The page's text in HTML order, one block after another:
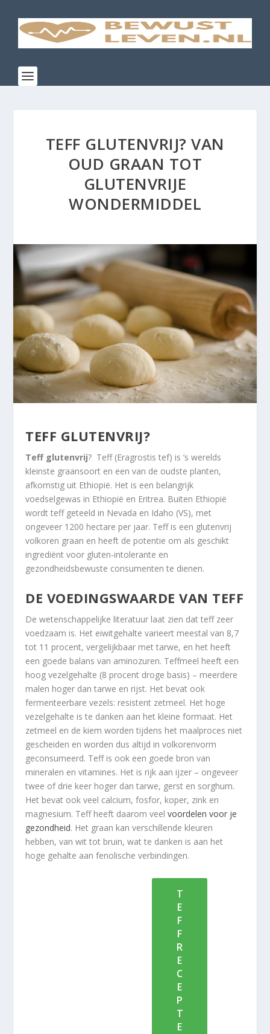
TEFF GLUTENVRIJ? VAN
OUD GRAAN TOT
GLUTENVRIJE
WONDERMIDDEL
TEFF GLUTENVRIJ?
Teff glutenvrij? Teff (Eragrostis tef) is ’s werelds
kleinste graansoort en een van de oudste planten,
afkomstig uit Ethiopië. Het is een belangrijk
voedselgewas in Ethiopië en Eritrea. Buiten Ethiopië
wordt teff geteeld in Nevada en Idaho (VS), met
ongeveer 1200 hectare per jaar. Teff is een glutenvrij
volkoren graan en heeft de potentie om als geschikt
ingrediënt voor gluten-intolerante en
gezondheidsbewuste consumenten te dienen.
DE VOEDINGSWAARDE VAN TEFF
De wetenschappelijke literatuur laat zien dat teff zeer
voedzaam is. Het eiwitgehalte varieert meestal van 8,7
tot 11 procent, vergelijkbaar met tarwe, en het heeft
een goede balans van aminozuren. Teffmeel heeft een
hoog vezelgehalte (8 procent droge basis) – meerdere
malen hoger dan tarwe en rijst. Het bevat ook
fermenteerbare vezels: resistent zetmeel. Het hoge
vezelgehalte is te danken aan het kleine formaat. Het
zetmeel en de kiem worden tijdens het maalproces niet
gescheiden en worden dus altijd in volkorenvorm
geconsumeerd. Teff is ook een goede bron van
mineralen en vitamines. Het is rijk aan ijzer – ongeveer
twee of drie keer hoger dan tarwe, gerst en sorghum.
Het bevat ook veel calcium, fosfor, koper, zink en
magnesium. Teff heeft daarom veelvoordelen voor je
gezondheid. Het graan kan verschillende kleuren
hebben, van wit tot bruin, wat te danken is aan het
hoge gehalte aan fenolische verbindingen.
T
E
F
F
R
E
C
E
P
T
E